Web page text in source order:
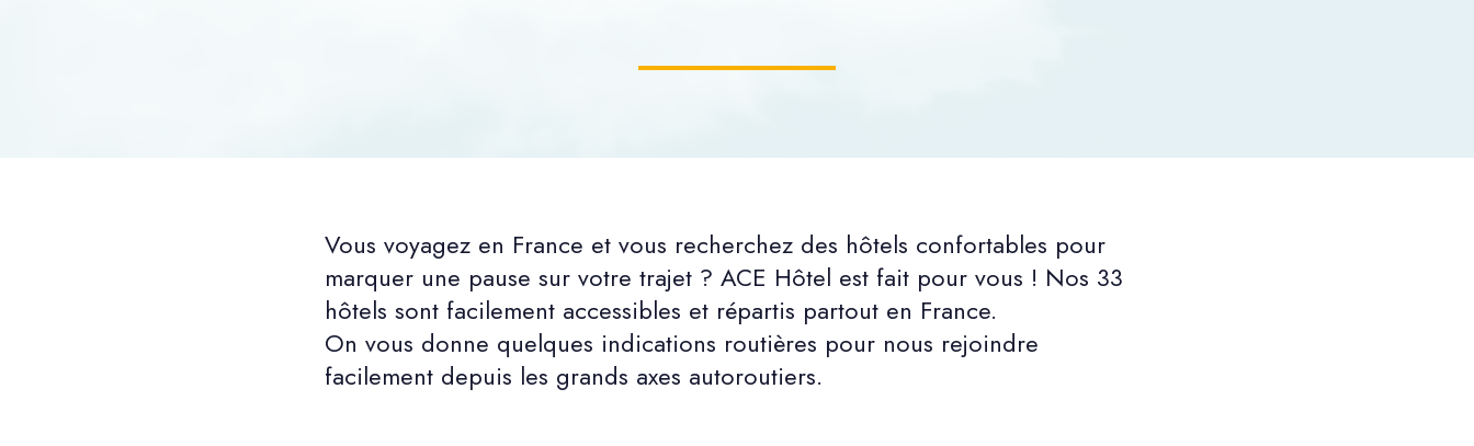
Vous voyagez en France et vous recherchez des hôtels confortables pour
marquer une pause sur votre trajet ? ACE Hôtel est fait pour vous ! Nos 33
hôtels sont facilement accessibles et répartis partout en France.
On vous donne quelques indications routières pour nous rejoindre
facilement depuis les grands axes autoroutiers.